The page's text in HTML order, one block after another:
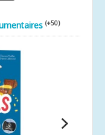
(+50)